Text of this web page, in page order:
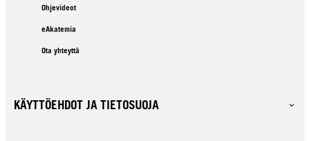
Ohjevideot
eAkatemia
Ota yhteyttä
KÄYTTÖEHDOT JA TIETOSUOJA